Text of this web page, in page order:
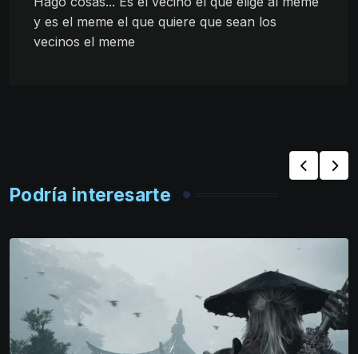
y es el meme el que quiere que sean los
vecinos el meme
Podría interesarte